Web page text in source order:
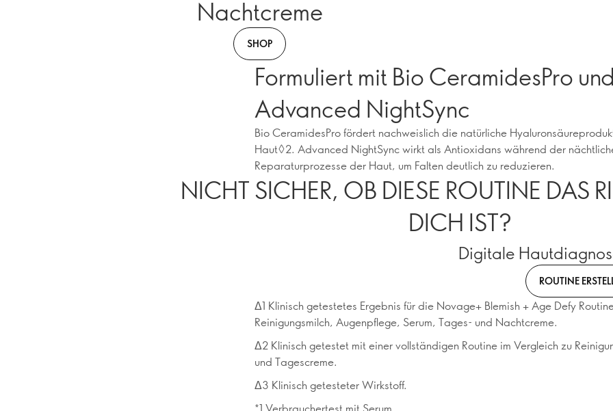
Nachtcreme
SHOP
Formuliert mit Bio CeramidesPro und
Advanced NightSync
Bio CeramidesPro fördert nachweislich die natürliche
Haut◊2. Advanced NightSync wirkt als Antioxidans während der
Reparaturprozesse der Haut, um Falten deutlich zu reduzieren.
NICHT SICHER, OB DIESE ROUTINE DAS
DICH IST?
Digitale
ROUTINE
Δ1 Klinisch getestetes Ergebnis für die Novage+ Blemish + Age Defy
Reinigungsmilch, Augenpflege, Serum, Tages- und Nachtcreme.
Δ2 Klinisch getestet mit einer vollständigen Routine im Vergleich zu
und Tagescreme.
Δ3 Klinisch getesteter Wirkstoff.
*1 Verbrauchertest mit Serum.